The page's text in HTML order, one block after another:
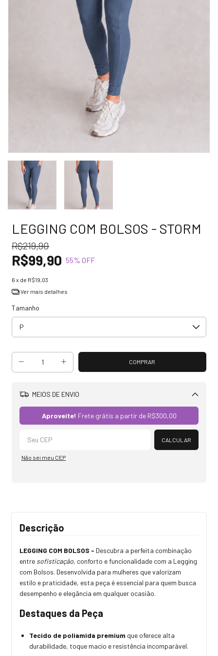
LEGGING COM BOLSOS - STORM
R$219,90
R$99,90 55% OFF
6 x de R$19,03
Ver mais detalhes
Tamanho
MEIOS DE ENVIO
Aproveite! Frete grátis a partir de R$300,00
CALCULAR
Não sei meu CEP
Descrição
LEGGING COM BOLSOS - Descubra a perfeita combinação
entre sofisticação, conforto e funcionalidade com a Legging
com Bolsos. Desenvolvida para mulheres que valorizam
estilo e praticidade, esta peça é essencial para quem busca
desempenho e elegância em qualquer ocasião.
Destaques da Peça
Tecido de poliamida premium que oferece alta
durabilidade, toque macio e resistência incomparável.